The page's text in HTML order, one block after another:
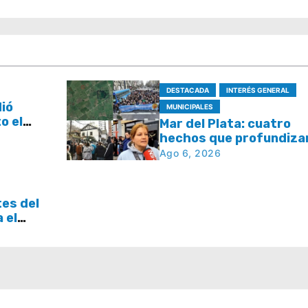
el
plan
DESTACADA
INTERÉS GENERAL
MUNICIPALES
Mar del Plata: cuatro
hechos que
debate por la seguridad
Ago 6, 2026
del
el